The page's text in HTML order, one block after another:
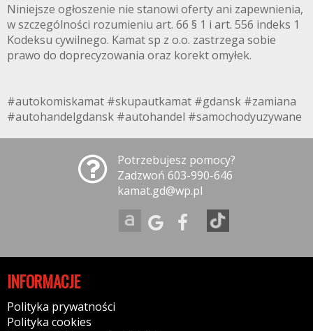
Niniejsze ogłoszenie nie stanowi oferty ani zapewnienia,
w szczególności rozumieniu art. 66 § 1 i art. 556 indeks 1
Kodeksu cywilnego. Kamat sp z o.o. zastrzega sobie
prawo do doprecyzowania oraz korekt omyłek.
#autokomiskamat #skupautkamat #gdansk #zamiana
#autohandelgdansk #autohandel #samochodyuzywane
Potrzebujesz pomocy?
Zadzwoń 603-990-646
kamat.gd@wp.pl
INFORMACJE
Polityka prywatności
Polityka cookies